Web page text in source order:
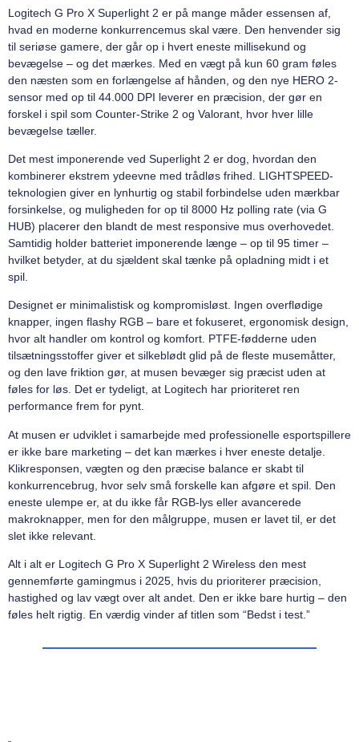
Logitech G Pro X Superlight 2 er på mange måder essensen af,
hvad en moderne konkurrence­mus skal være. Den henvender sig
til seriøse gamere, der går op i hvert eneste millisekund og
bevægelse – og det mærkes. Med en vægt på kun 60 gram føles
den næsten som en forlængelse af hånden, og den nye HERO 2-
sensor med op til 44.000 DPI leverer en præcision, der gør en
forskel i spil som Counter-Strike 2 og Valorant, hvor hver lille
bevægelse tæller.
Det mest imponerende ved Superlight 2 er dog, hvordan den
kombinerer ekstrem ydeevne med trådløs frihed. LIGHTSPEED-
teknologien giver en lynhurtig og stabil forbindelse uden mærkbar
forsinkelse, og muligheden for op til 8000 Hz polling rate (via G
HUB) placerer den blandt de mest responsive mus overhovedet.
Samtidig holder batteriet imponerende længe – op til 95 timer –
hvilket betyder, at du sjældent skal tænke på opladning midt i et
spil.
Designet er minimalistisk og kompromisløst. Ingen overflødige
knapper, ingen flashy RGB – bare et fokuseret, ergonomisk design,
hvor alt handler om kontrol og komfort. PTFE-fødderne uden
tilsætningsstoffer giver et silkeblødt glid på de fleste musemåtter,
og den lave friktion gør, at musen bevæger sig præcist uden at
føles for løs. Det er tydeligt, at Logitech har prioriteret ren
performance frem for pynt.
At musen er udviklet i samarbejde med professionelle esportspillere
er ikke bare marketing – det kan mærkes i hver eneste detalje.
Klikresponsen, vægten og den præcise balance er skabt til
konkurrencebrug, hvor selv små forskelle kan afgøre et spil. Den
eneste ulempe er, at du ikke får RGB-lys eller avancerede
makroknapper, men for den målgruppe, musen er lavet til, er det
slet ikke relevant.
Alt i alt er Logitech G Pro X Superlight 2 Wireless den mest
gennemførte gamingmus i 2025, hvis du prioriterer præcision,
hastighed og lav vægt over alt andet. Den er ikke bare hurtig – den
føles helt rigtig. En værdig vinder af titlen som “Bedst i test.”